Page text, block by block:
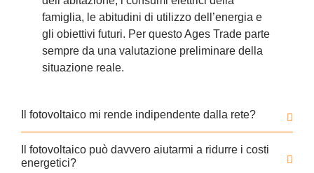
famiglia, le abitudini di utilizzo dell’energia e
gli obiettivi futuri. Per questo Ages Trade parte
sempre da una valutazione preliminare della
situazione reale.
Il fotovoltaico mi rende indipendente dalla rete?
Il fotovoltaico può davvero aiutarmi a ridurre i costi
energetici?